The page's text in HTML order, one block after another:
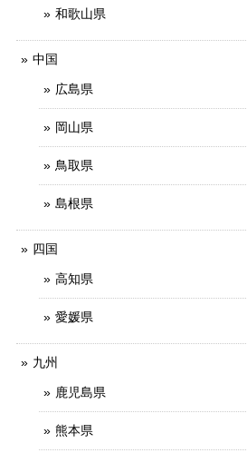
和歌山県
中国
広島県
岡山県
鳥取県
島根県
四国
高知県
愛媛県
九州
鹿児島県
熊本県